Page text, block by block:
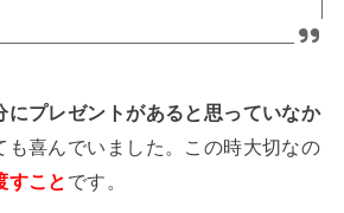
にプレゼントがあると思っていなか
も喜んでいました。この時大切なの
すこと です。